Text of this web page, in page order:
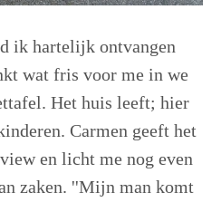
ik hartelijk ontvangen
wat fris voor me in we
Het huis leeft; hier
Carmen geeft het
en licht me nog even
zaken. ''Mijn man komt